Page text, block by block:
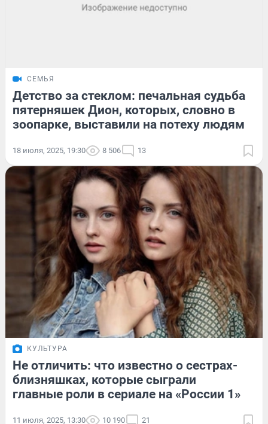
СЕМЬЯ
Детство за стеклом: печальная судьба
пятерняшек Дион, которых, словно в
зоопарке, выставили на потеху людям
18 июля, 2025, 19:30 8 506 13
КУЛЬТУРА
Не отличить: что известно о сестрах-
близняшках, которые сыграли
главные роли в сериале на «России 1»
11 июля, 2025, 13:30 10 190 21